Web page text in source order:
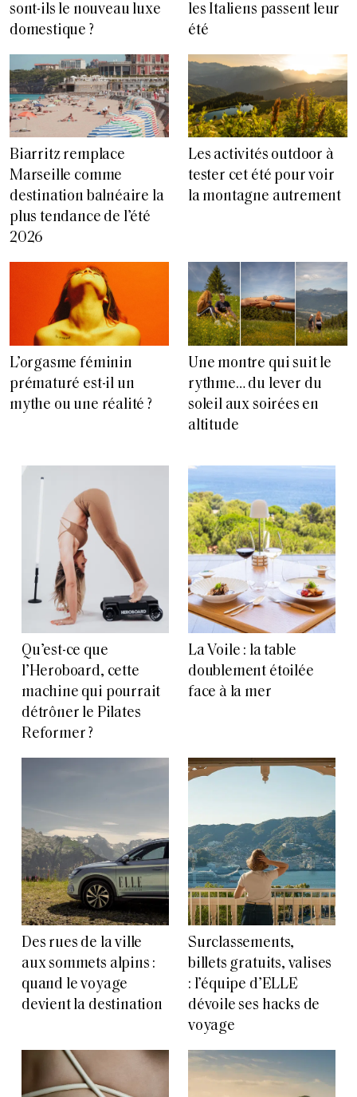
sont-ils le nouveau luxe
domestique ?
les Italiens passent leur
été
Biarritz remplace
Marseille comme
destination balnéaire la
plus tendance de l’été
2026
Les activités outdoor à
tester cet été pour voir
la montagne autrement
L’orgasme féminin
prématuré est-il un
mythe ou une réalité ?
Une montre qui suit le
rythme… du lever du
soleil aux soirées en
altitude
Qu’est-ce que
l’Heroboard, cette
machine qui pourrait
détrôner le Pilates
Reformer ?
La Voile : la table
doublement étoilée
face à la mer
Des rues de la ville
aux sommets alpins :
quand le voyage
devient la destination
Surclassements,
billets gratuits, valises
: l’équipe d’ELLE
dévoile ses hacks de
voyage